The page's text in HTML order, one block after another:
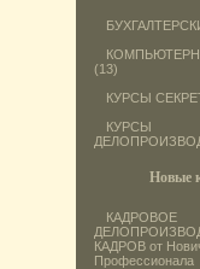
(13)
КУРСЫ
КУРСЫ
Новые
КАДРОВОЕ
КАДРОВ от
Профессионала